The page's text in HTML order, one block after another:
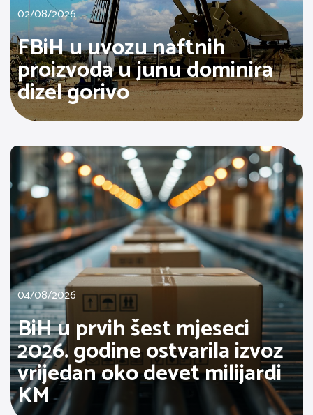
02/08/2026
FBiH u uvozu naftnih
proizvoda u junu dominira
dizel gorivo
04/08/2026
BiH u prvih šest mjeseci
2026. godine ostvarila izvoz
vrijedan oko devet milijardi
KM